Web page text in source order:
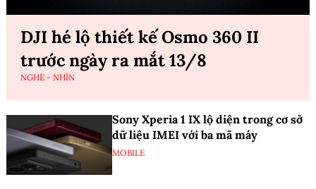
DJI hé lộ thiết kế Osmo 360 II
trước ngày ra mắt 13/8
NGHE - NHÌN
Sony Xperia 1 IX lộ diện trong cơ sở
dữ liệu IMEI với ba mã máy
MOBILE